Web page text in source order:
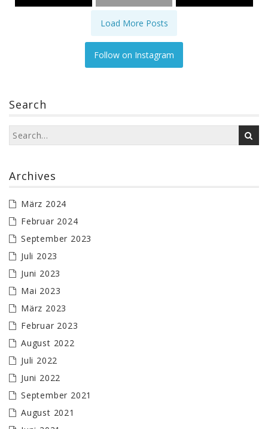
Load More Posts
Follow on Instagram
Search
Archives
März 2024
Februar 2024
September 2023
Juli 2023
Juni 2023
Mai 2023
März 2023
Februar 2023
August 2022
Juli 2022
Juni 2022
September 2021
August 2021